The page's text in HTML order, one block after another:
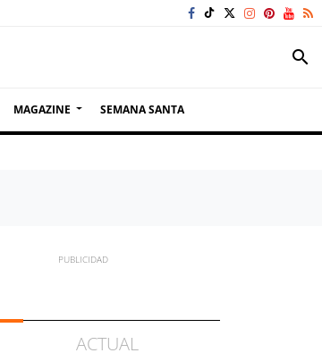
search
MAGAZINE SEMANA SANTA
ACTUAL